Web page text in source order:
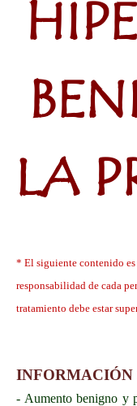
LA
* El siguiente contenido
responsabilidad de cada
tratamiento debe estar
INFORMACIÓN
- Aumento benigno y